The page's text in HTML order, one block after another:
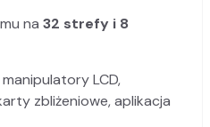
na 32 strefy i 8
manipulatory LCD,
zbliżeniowe, aplikacja